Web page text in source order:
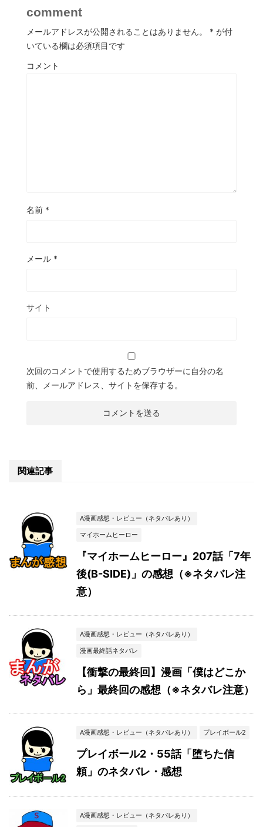
comment
メールアドレスが公開されることはありません。 * が付
いている欄は必須項目です
コメント
名前 *
メール *
サイト
次回のコメントで使用するためブラウザーに自分の名
前、メールアドレス、サイトを保存する。
関連記事
A漫画感想・レビュー（ネタバレあり）
マイホームヒーロー
『マイホームヒーロー』207話「7年
後(B-SIDE)」の感想（※ネタバレ注
意）
A漫画感想・レビュー（ネタバレあり）
漫画最終話ネタバレ
【衝撃の最終回】漫画「僕はどこか
ら」最終回の感想（※ネタバレ注意）
A漫画感想・レビュー（ネタバレあり） プレイボール2
プレイボール2・55話「堕ちた信
頼」のネタバレ・感想
A漫画感想・レビュー（ネタバレあり）